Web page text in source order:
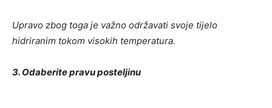
Upravo zbog toga je važno održavati svoje tijelo
hidriranim tokom visokih temperatura.
3. Odaberite pravu posteljinu